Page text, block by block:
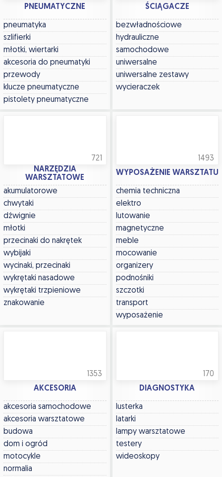
PNEUMATYCZNE
pneumatyka
szlifierki
młotki, wiertarki
akcesoria do pneumatyki
przewody
klucze pneumatyczne
pistolety pneumatyczne
ŚCIĄGACZE
bezwładnościowe
hydrauliczne
samochodowe
uniwersalne
uniwersalne zestawy
wycieraczek
721
NARZĘDZIA
WARSZTATOWE
akumulatorowe
chwytaki
dźwignie
młotki
przecinaki do nakrętek
wybijaki
wycinaki, przecinaki
wykrętaki nasadowe
wykrętaki trzpieniowe
znakowanie
1493
WYPOSAŻENIE WARSZTATU
chemia techniczna
elektro
lutowanie
magnetyczne
meble
mocowanie
organizery
podnośniki
szczotki
transport
wyposażenie
1353
AKCESORIA
akcesoria samochodowe
akcesoria warsztatowe
budowa
dom i ogród
motocykle
normalia
170
DIAGNOSTYKA
lusterka
latarki
lampy warsztatowe
testery
wideoskopy